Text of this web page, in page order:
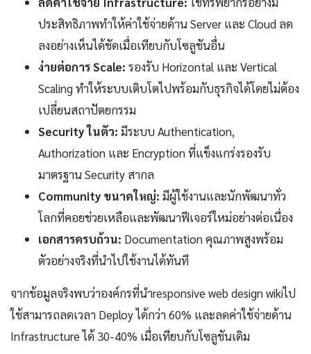
ประสิทธิภาพทำให้ค่าใช้จ่ายด้าน Server และ Cloud ลด
ลงอย่างเห็นได้ชัดเมื่อเทียบกับโซลูชันอื่น
ง่ายต่อการ Scale: รองรับ Horizontal และ Vertical
Scaling ทำให้ระบบเติบโตไปพร้อมกับธุรกิจได้โดยไม่ต้อง
เปลี่ยนสถาปัตยกรรม
Security ในตัว: มีระบบ Authentication,
Authorization และ Encryption ที่แข็งแกร่งรองรับ
มาตรฐาน Security สากล
Community ขนาดใหญ่: มีผู้ใช้งานและนักพัฒนาทั่ว
โลกที่คอยช่วยเหลือและพัฒนาฟีเจอร์ใหม่อย่างต่อเนื่อง
เอกสารครบถ้วน: Documentation คุณภาพสูงพร้อม
ตัวอย่างจริงที่นำไปใช้งานได้ทันที
จากข้อมูลจริงพบว่าองค์กรที่นำresponsive web design wikiไป
ใช้สามารถลดเวลา Deploy ได้กว่า 60% และลดค่าใช้จ่ายด้าน
Infrastructure ได้ 30-40% เมื่อเทียบกับโซลูชันเดิม